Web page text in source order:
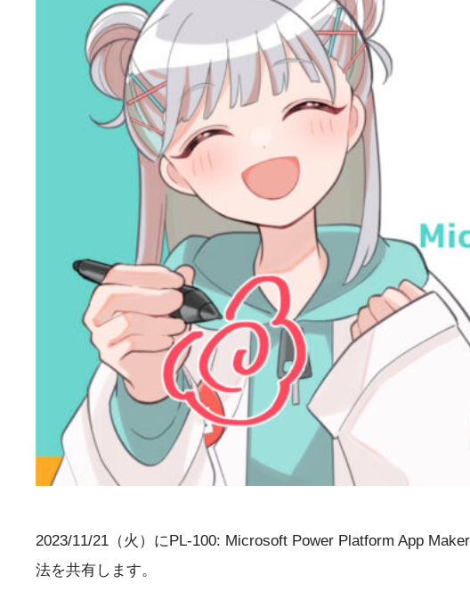
2023/11/21（火）にPL-100: Microsoft Power Platform App
法を共有します。